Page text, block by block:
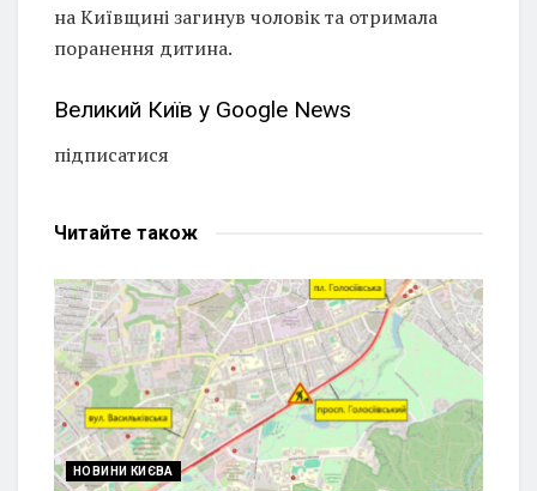
на Київщині загинув чоловік та отримала
поранення дитина.
Великий Київ у Google News
підписатися
Читайте також
НОВИНИ КИЄВА